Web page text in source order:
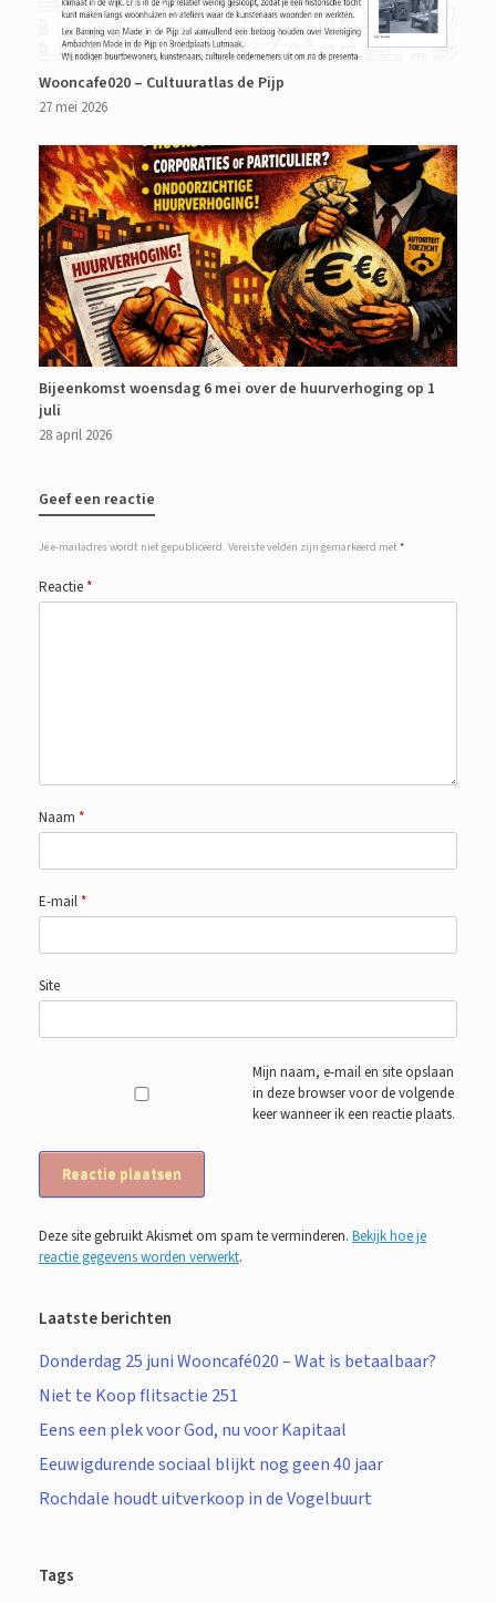
Wooncafe020 – Cultuuratlas de Pijp
27 mei 2026
Bijeenkomst woensdag 6 mei over de huurverhoging op 1
juli
28 april 2026
Geef een reactie
Je e-mailadres wordt niet gepubliceerd. Vereiste velden zijn gemarkeerd met*
Reactie*
Naam *
E-mail*
Site
Mijn naam, e-mail en site opslaan
in deze browser voor de volgende
keer wanneer ik een reactie plaats.
Deze site gebruikt Akismet om spam te verminderen. Bekijk hoe je
reactie gegevens worden verwerkt.
Laatste berichten
Donderdag 25 juni Wooncafé020 – Wat is betaalbaar?
Niet te Koop flitsactie 251
Eens een plek voor God, nu voor Kapitaal
Eeuwigdurende sociaal blijkt nog geen 40 jaar
Rochdale houdt uitverkoop in de Vogelbuurt
Tags